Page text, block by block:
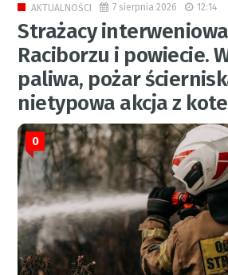
AKTUALNOŚCI 7 sierpnia 2026 12:14
Strażacy
Raciborzu i powiecie.
paliwa, pożar
nietypowa akcja z
0